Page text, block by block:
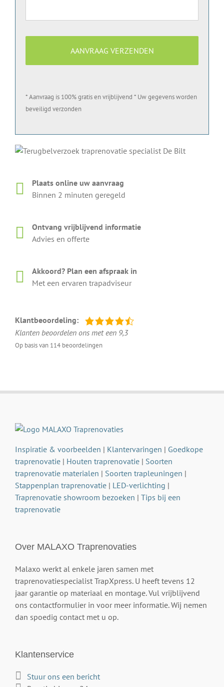
* Aanvraag is 100% gratis en vrijblijvend * Uw gegevens worden
beveiligd verzonden
Plaats online uw aanvraag
Binnen 2 minuten geregeld
Ontvang vrijblijvend informatie
Advies en offerte
Akkoord? Plan een afspraak in
Met een ervaren trapadviseur
Klantbeoordeling:
Klanten beoordelen ons met een 9,3
Op basis van 114 beoordelingen
Inspiratie & voorbeelden | Klantervaringen | Goedkope
traprenovatie | Houten traprenovatie | Soorten
traprenovatie materialen | Soorten trapleuningen |
Stappenplan traprenovatie | LED-verlichting |
Traprenovatie showroom bezoeken | Tips bij een
traprenovatie
Over MALAXO Traprenovaties
Malaxo werkt al enkele jaren samen met
traprenovatiespecialist TrapXpress. U heeft tevens 12
jaar garantie op materiaal en montage. Vul vrijblijvend
ons contactformulier in voor meer informatie. Wij nemen
dan spoedig contact met u op.
Klantenservice
Stuur ons een bericht